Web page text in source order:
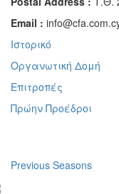
Email :
Ιστορικό
Οργανωτική Δομή
Επιτροπές
Πρώην Προέδροι
Previous Seasons